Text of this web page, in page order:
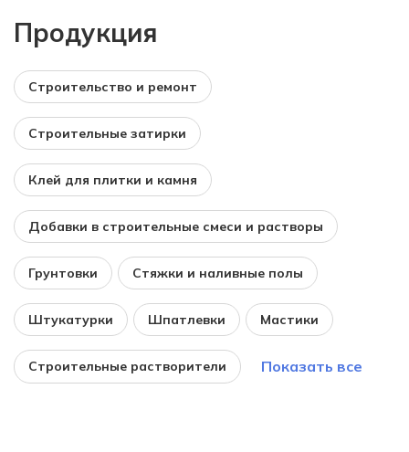
Продукция
Строительство и ремонт
Строительные затирки
Клей для плитки и камня
Добавки в строительные смеси и растворы
Грунтовки Стяжки и наливные полы
Штукатурки Шпатлевки Мастики
Строительные растворители Показать все